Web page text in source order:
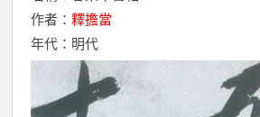
作者：釋擔當
年代：明代